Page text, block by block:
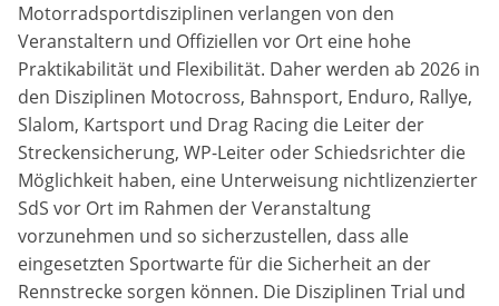
Motorradsportdisziplinen verlangen von den
Veranstaltern und Offiziellen vor Ort eine hohe
Praktikabilität und Flexibilität. Daher werden ab 2026 in
den Disziplinen Motocross, Bahnsport, Enduro, Rallye,
Slalom, Kartsport und Drag Racing die Leiter der
Streckensicherung, WP-Leiter oder Schiedsrichter die
Möglichkeit haben, eine Unterweisung nichtlizenzierter
SdS vor Ort im Rahmen der Veranstaltung
vorzunehmen und so sicherzustellen, dass alle
eingesetzten Sportwarte für die Sicherheit an der
Rennstrecke sorgen können. Die Disziplinen Trial und
Anbieter:
Google LLC
Zweck:
Diese Cookies dienen zur Erhebung von Statistiken zur
Website-Nutzung.
24 Monate